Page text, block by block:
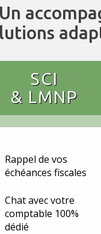
Un
SCI
& LMNP
Rappel de vos
échéances fiscales
Chat avec votre
comptable 100%
dédié